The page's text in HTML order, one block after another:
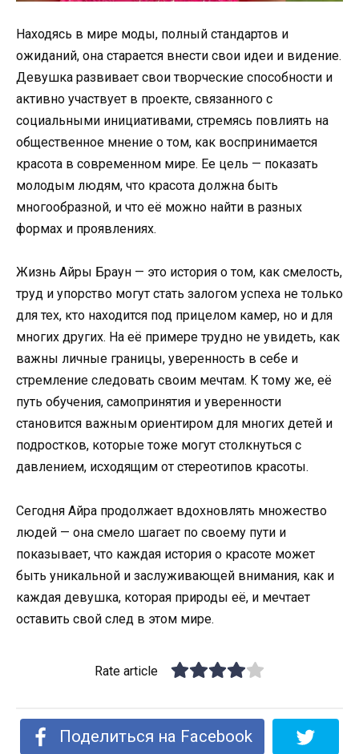
Находясь в мире моды, полный стандартов и
ожиданий, она старается внести свои идеи и видение.
Девушка развивает свои творческие способности и
активно участвует в проекте, связанного с
социальными инициативами, стремясь повлиять на
общественное мнение о том, как воспринимается
красота в современном мире. Ее цель — показать
молодым людям, что красота должна быть
многообразной, и что её можно найти в разных
формах и проявлениях.
Жизнь Айры Браун — это история о том, как смелость,
труд и упорство могут стать залогом успеха не только
для тех, кто находится под прицелом камер, но и для
многих других. На её примере трудно не увидеть, как
важны личные границы, уверенность в себе и
стремление следовать своим мечтам. К тому же, её
путь обучения, самопринятия и уверенности
становится важным ориентиром для многих детей и
подростков, которые тоже могут столкнуться с
давлением, исходящим от стереотипов красоты.
Сегодня Айра продолжает вдохновлять множество
людей — она смело шагает по своему пути и
показывает, что каждая история о красоте может
быть уникальной и заслуживающей внимания, как и
каждая девушка, которая природы её, и мечтает
оставить свой след в этом мире.
Rate article
Поделиться на Facebook